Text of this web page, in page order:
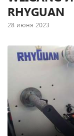
RHYGUAN
28 июня 2023
была
350
поставку,
специалисты